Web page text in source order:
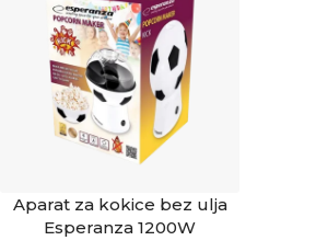
Aparat za kokice bez ulja
Esperanza 1200W